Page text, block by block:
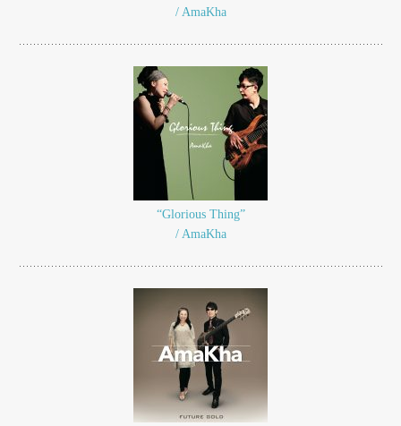
/ AmaKha
“Glorious Thing”
/ AmaKha